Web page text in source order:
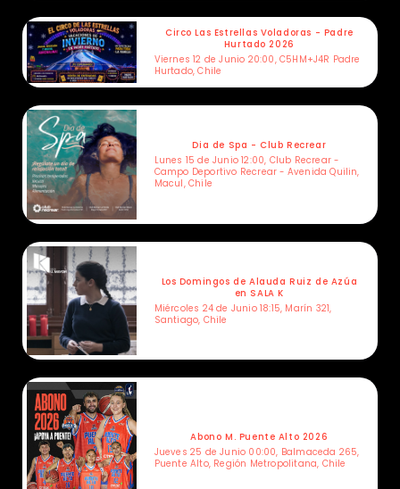
Circo Las Estrellas Voladoras - Padre
Hurtado 2026
Viernes 12 de Junio 20:00, C5HM+J4R Padre
Hurtado, Chile
Dia de Spa - Club Recrear
Lunes 15 de Junio 12:00, Club Recrear -
Campo Deportivo Recrear - Avenida Quilin,
Macul, Chile
Los Domingos de Alauda Ruiz de Azúa
en SALA K
Miércoles 24 de Junio 18:15, Marín 321,
Santiago, Chile
Abono M. Puente Alto 2026
Jueves 25 de Junio 00:00, Balmaceda 265,
Puente Alto, Región Metropolitana, Chile